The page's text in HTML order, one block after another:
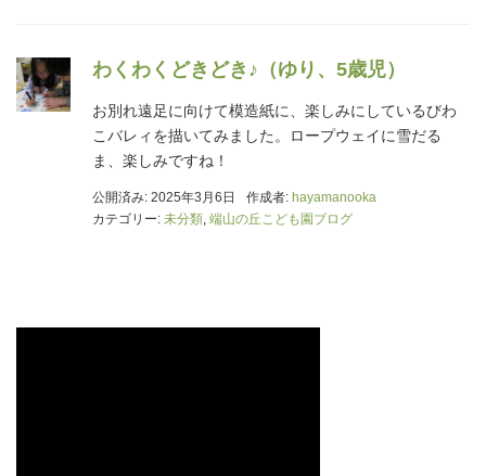
わくわくどきどき♪（ゆり、5歳児）
お別れ遠足に向けて模造紙に、楽しみにしているびわ
こバレィを描いてみました。ロープウェイに雪だる
ま、楽しみですね！
公開済み: 2025年3月6日 作成者: hayamanooka
カテゴリー: 未分類, 端山の丘こども園ブログ